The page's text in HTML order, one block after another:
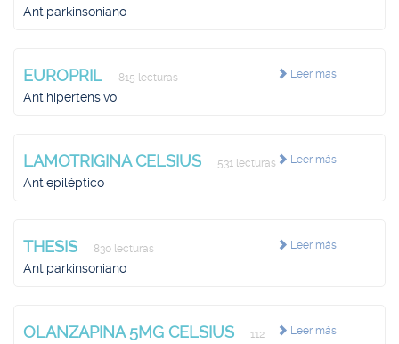
Antiparkinsoniano
Leer más
EUROPRIL 815 lecturas
Antihipertensivo
Leer más
LAMOTRIGINA CELSIUS 531 lecturas
Antiepiléptico
Leer más
THESIS 830 lecturas
Antiparkinsoniano
Leer más
OLANZAPINA 5MG CELSIUS
112